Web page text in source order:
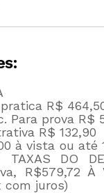
R$
Para prova R$
R$ 132,90
à vista ou até
DO
R$579,72 À
com juros)